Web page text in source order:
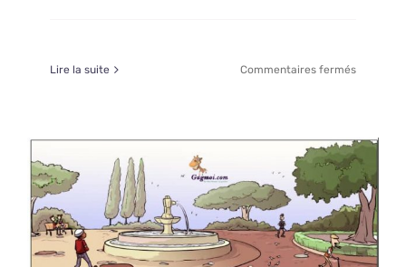
Lire la suite Commentaires ferméssur
nos
abonnés
sur